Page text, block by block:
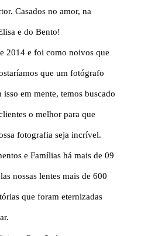
Casados no amor, na
e do Bento!
2014 e foi como noivos que
que um fotógrafo
em mente, temos buscado
o melhor para que
fotografia seja incrível.
e Famílias há mais de 09
nossas lentes mais de 600
que foram eternizadas